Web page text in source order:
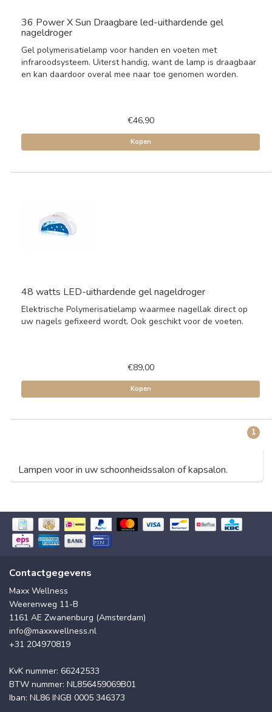
36 Power X Sun Draagbare led-uithardende gel
nageldroger
Gel polymerisatielamp voor handen en voeten met
infraroodsysteem. Uiterst handig, want de lamp is draagbaar
en kan daardoor overal mee naar toe genomen worden.
€46,90
Kopen
48 watts LED-uithardende gel nageldroger
Elektrische Polymerisatielamp waarmee nagellak direct op
uw nagels gefixeerd wordt. Ook geschikt voor de voeten.
€89,00
Kopen
1
Lampen voor in uw schoonheidssalon of kapsalon.
Contactgegevens
Maxx Wellness
Weerenweg 11-B
1161 AE Zwanenburg (Amsterdam)
info@maxxwellness.nl
+31 204970819
KvK nummer: 66242533
BTW nummer: NL856459069B01
Iban: NL86 INGB 0005 346373